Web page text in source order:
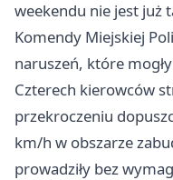
weekendu nie jest już
Komendy Miejskiej
naruszeń, które
Czterech kierowców
przekroczeniu
km/h w obszarze
prowadziły bez